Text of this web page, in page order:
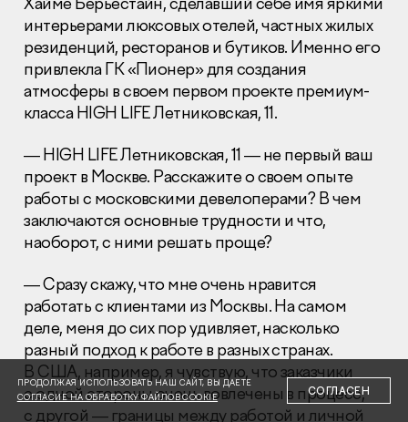
Раскрытие информации
Правовая информация
Сообщить о коррупции
Глaвный oфиc
+7 (495) 502 95 59
Отдел продаж
+7 (495) 641-35-35
Заказать звонок
© 2001-2026 Компания «Пионер»
интерьерами люксовых отелей, частных жилых
резиденций, ресторанов и бутиков. Именно его
привлекла ГК «Пионер» для создания
атмосферы в своем первом проекте премиум-
класса HIGH LIFE Летниковская, 11.
— HIGH LIFE Летниковская, 11 — не первый ваш
проект в Москве. Расскажите о своем опыте
работы с московскими девелоперами? В чем
заключаются основные трудности и что,
наоборот, с ними решать проще?
— Сразу скажу, что мне очень нравится
работать с клиентами из Москвы. На самом
деле, меня до сих пор удивляет, насколько
разный подход к работе в разных странах.
В США, например, я чувствую, что заказчики
с одной стороны очень вовлечены в процесс,
с другой — границы между работой и личной
ПРОДОЛЖАЯ ИСПОЛЬЗОВАТЬ НАШ САЙТ, ВЫ ДАЕТЕ
СОГЛАСИЕ НА ОБРАБОТКУ ФАЙЛОВ COOKIE
СОГЛАСЕН